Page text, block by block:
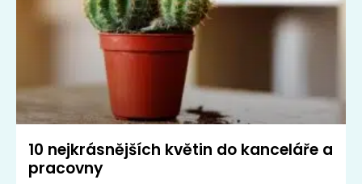
10 nejkrásnějších květin do kanceláře a
pracovny